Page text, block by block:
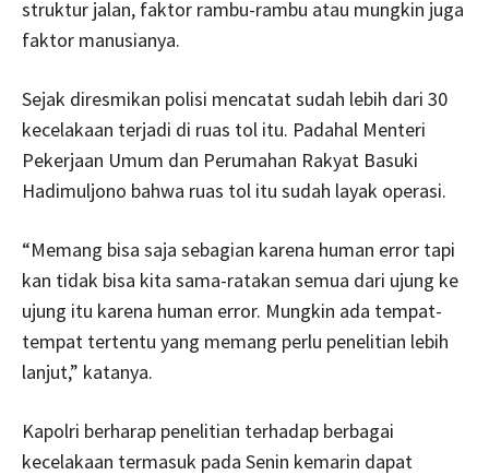
struktur jalan, faktor rambu-rambu atau mungkin juga
faktor manusianya.
Sejak diresmikan polisi mencatat sudah lebih dari 30
kecelakaan terjadi di ruas tol itu. Padahal Menteri
Pekerjaan Umum dan Perumahan Rakyat Basuki
Hadimuljono bahwa ruas tol itu sudah layak operasi.
“Memang bisa saja sebagian karena human error tapi
kan tidak bisa kita sama-ratakan semua dari ujung ke
ujung itu karena human error. Mungkin ada tempat-
tempat tertentu yang memang perlu penelitian lebih
lanjut,” katanya.
Kapolri berharap penelitian terhadap berbagai
kecelakaan termasuk pada Senin kemarin dapat